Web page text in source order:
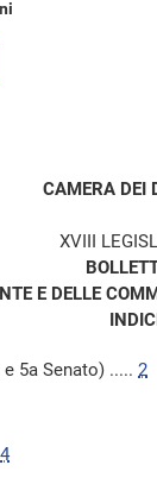
CAMERA DEI
XVIII
E DELLE
5a Senato) ..... 2
4